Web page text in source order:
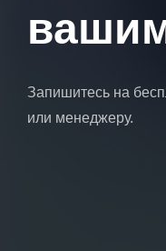
Запишитесь на
или менеджеру.